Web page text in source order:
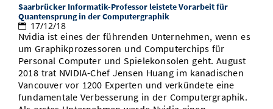
Saarbrücker Informatik-Professor leistete Vorarbeit für
Quantensprung in der Computergraphik
17/12/18
Nvidia ist eines der führenden Unternehmen, wenn es
um Graphikprozessoren und Computerchips für
Personal Computer und Spielekonsolen geht. August
2018 trat NVIDIA-Chef Jensen Huang im kanadischen
Vancouver vor 1200 Experten und verkündete eine
fundamentale Verbesserung in der Computergraphik.